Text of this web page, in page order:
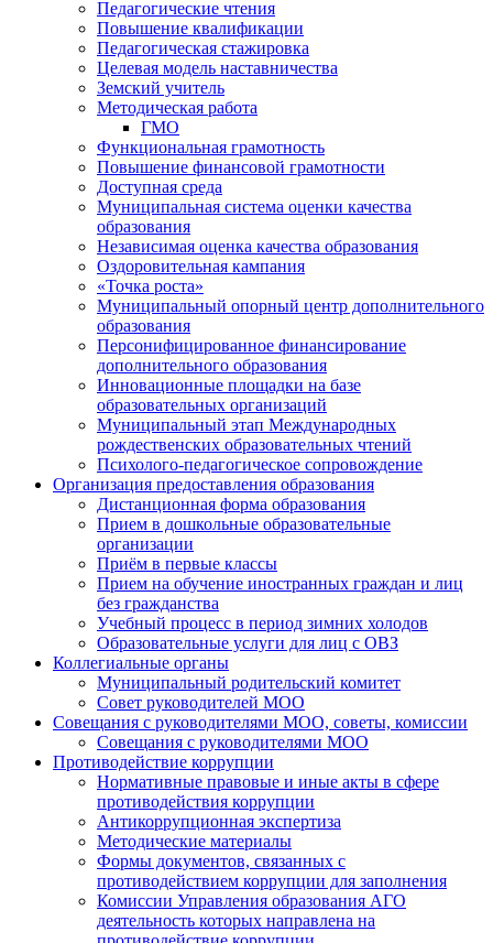
Педагогические чтения
Повышение квалификации
Педагогическая стажировка
Целевая модель наставничества
Земский учитель
Методическая работа
ГМО
Функциональная грамотность
Повышение финансовой грамотности
Доступная среда
Муниципальная система оценки качества
образования
Независимая оценка качества образования
Оздоровительная кампания
«Точка роста»
Муниципальный опорный центр дополнительного
образования
Персонифицированное финансирование
дополнительного образования
Инновационные площадки на базе
образовательных организаций
Муниципальный этап Международных
рождественских образовательных чтений
Психолого-педагогическое сопровождение
Организация предоставления образования
Дистанционная форма образования
Прием в дошкольные образовательные
организации
Приём в первые классы
Прием на обучение иностранных граждан и лиц
без гражданства
Учебный процесс в период зимних холодов
Образовательные услуги для лиц с ОВЗ
Коллегиальные органы
Муниципальный родительский комитет
Совет руководителей МОО
Совещания с руководителями МОО, советы, комиссии
Совещания с руководителями МОО
Противодействие коррупции
Нормативные правовые и иные акты в сфере
противодействия коррупции
Антикоррупционная экспертиза
Методические материалы
Формы документов, связанных с
противодействием коррупции для заполнения
Комиссии Управления образования АГО
деятельность которых направлена на